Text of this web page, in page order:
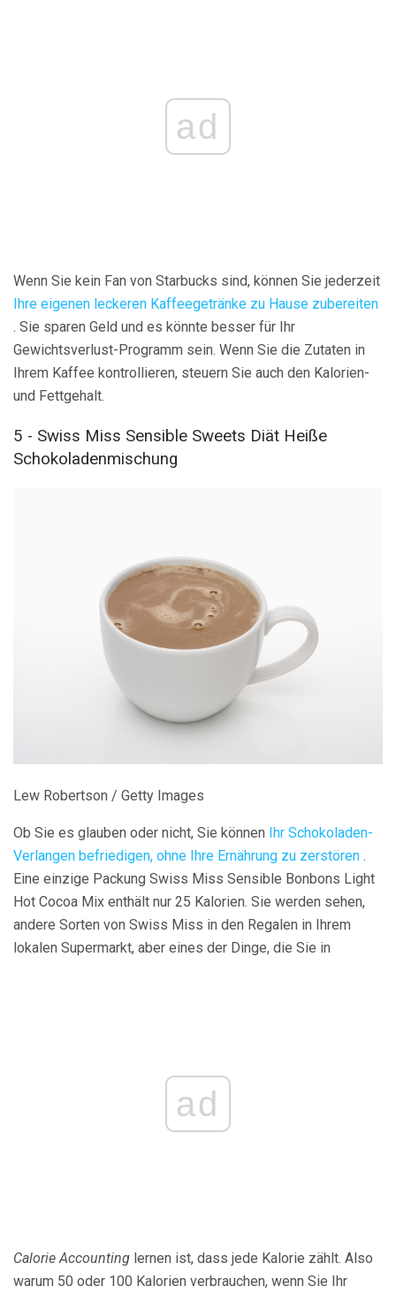
ad
Wenn Sie kein Fan von Starbucks sind, können Sie jederzeit
Ihre eigenen leckeren Kaffeegetränke zu Hause zubereiten
. Sie sparen Geld und es könnte besser für Ihr
Gewichtsverlust-Programm sein. Wenn Sie die Zutaten in
Ihrem Kaffee kontrollieren, steuern Sie auch den Kalorien-
und Fettgehalt.
5 - Swiss Miss Sensible Sweets Diät Heiße
Schokoladenmischung
Lew Robertson / Getty Images
Ob Sie es glauben oder nicht, Sie können
Ihr Schokoladen-
Verlangen befriedigen, ohne Ihre Ernährung zu zerstören .
Eine einzige Packung Swiss Miss Sensible Bonbons Light
Hot Cocoa Mix enthält nur 25 Kalorien. Sie werden sehen,
andere Sorten von Swiss Miss in den Regalen in Ihrem
lokalen Supermarkt, aber eines der Dinge, die Sie in
ad
Calorie Accounting lernen ist, dass jede Kalorie zählt. Also
warum 50 oder 100 Kalorien verbrauchen, wenn Sie Ihr